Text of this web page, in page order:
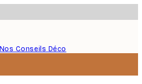
Nos Conseils Déco